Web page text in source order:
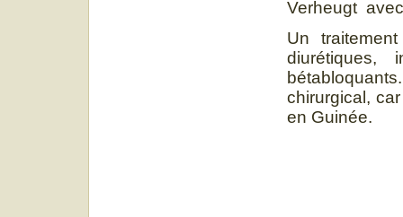
Verheugt
Un
diurétiques,
chirurgical,
en Guinée.